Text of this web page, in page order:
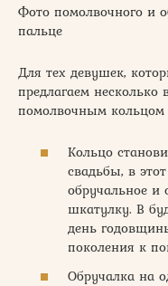
Фото помолвочного и
пальце
Для тех девушек,
предлагаем несколько
помолвочным кольцом
Кольцо
свадьбы, в
обручальное и
шкатулку. В
день
поколения к
Обручалка на